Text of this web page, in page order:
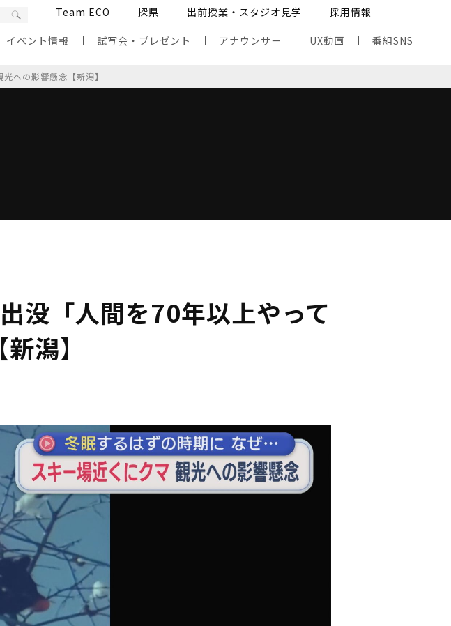
Team ECO 探県 出前授業・スタジオ見学 採用情報
イベント情報 試写会・プレゼント アナウンサー UX動画 番組SNS
への影響懸念【新潟】
没「人間を70年以上やって
潟】